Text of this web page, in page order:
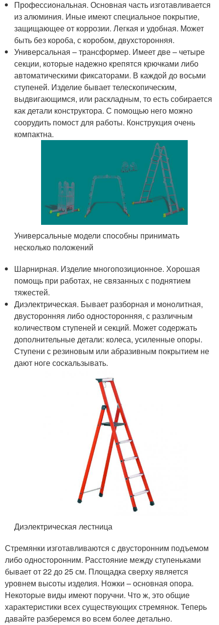
Профессиональная. Основная часть изготавливается
из алюминия. Иные имеют специальное покрытие,
защищающее от коррозии. Легкая и удобная. Может
быть без короба, с коробом, двухсторонняя.
Универсальная – трансформер. Имеет две – четыре
секции, которые надежно крепятся крючками либо
автоматическими фиксаторами. В каждой до восьми
ступеней. Изделие бывает телескопическим,
выдвигающимся, или раскладным, то есть собирается
как детали конструктора. С помощью него можно
соорудить помост для работы. Конструкция очень
компактна.
Универсальные модели способны принимать
несколько положений
Шарнирная. Изделие многопозиционное. Хорошая
помощь при работах, не связанных с поднятием
тяжестей.
Диэлектрическая. Бывает разборная и монолитная,
двусторонняя либо односторонняя, с различным
количеством ступеней и секций. Может содержать
дополнительные детали: колеса, усиленные опоры.
Ступени с резиновым или абразивным покрытием не
дают ноге соскальзывать.
Диэлектрическая лестница
Стремянки изготавливаются с двусторонним подъемом
либо односторонним. Расстояние между ступеньками
бывает от 22 до 25 см. Площадка сверху является
уровнем высоты изделия. Ножки – основная опора.
Некоторые виды имеют поручни. Что ж, это общие
характеристики всех существующих стремянок. Теперь
давайте разберемся во всем более детально.